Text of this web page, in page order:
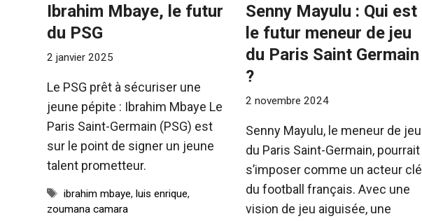
Ibrahim Mbaye, le futur
du PSG
2 janvier 2025
Le PSG prêt à sécuriser une
jeune pépite : Ibrahim Mbaye Le
Paris Saint-Germain (PSG) est
sur le point de signer un jeune
talent prometteur.
Étiquettes
ibrahim mbaye,luis enrique,
zoumana camara
Senny Mayulu : Qui est
le futur meneur de jeu
du Paris Saint Germain
?
2 novembre 2024
Senny Mayulu, le meneur de jeu
du Paris Saint-Germain, pourrait
s’imposer comme un acteur clé
du football français. Avec une
vision de jeu aiguisée, une